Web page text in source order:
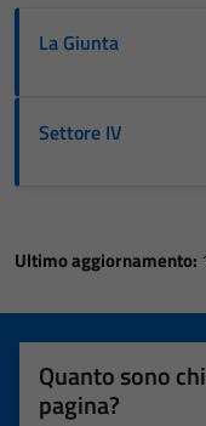
La Giunta
Settore IV
Ultimo aggiornamento:
Quanto sono
pagina?